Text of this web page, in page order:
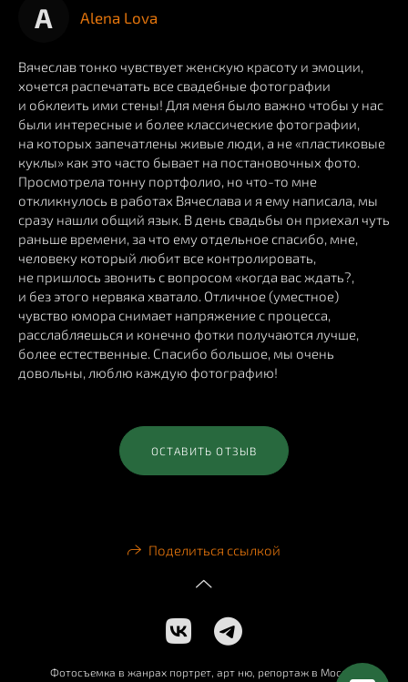
A Alena Lova
Вячеслав тонко чувствует женскую красоту и эмоции,
хочется распечатать все свадебные фотографии
и обклеить ими стены! Для меня было важно чтобы у нас
были интересные и более классические фотографии,
на которых запечатлены живые люди, а не «пластиковые
куклы» как это часто бывает на постановочных фото.
Просмотрела тонну портфолио, но что-то мне
откликнулось в работах Вячеслава и я ему написала, мы
сразу нашли общий язык. В день свадьбы он приехал чуть
раньше времени, за что ему отдельное спасибо, мне,
человеку который любит все контролировать,
не пришлось звонить с вопросом «когда вас ждать?,
и без этого нервяка хватало. Отличное (уместное)
чувство юмора снимает напряжение с процесса,
расслабляешься и конечно фотки получаются лучше,
более естественные. Спасибо большое, мы очень
довольны, люблю каждую фотографию!
ОСТАВИТЬ ОТЗЫВ
Поделиться ссылкой
Фотосъемка в жанрах портрет, арт ню, репортаж в Москве